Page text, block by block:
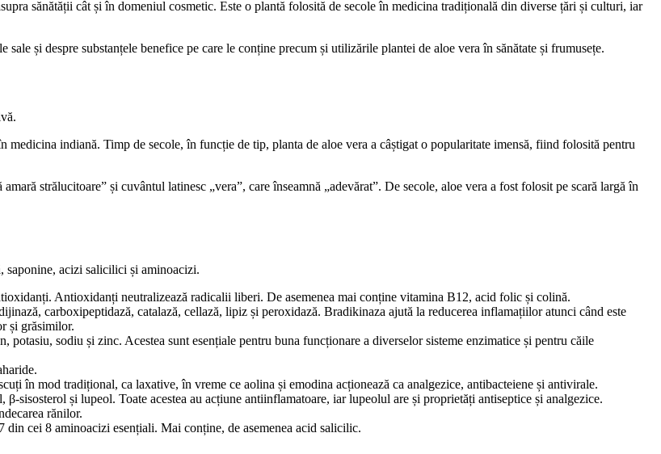
sănătății cât și în domeniul cosmetic. Este o plantă folosită de secole în medicina tradițională din diverse țări și culturi, iar
și despre substanțele benefice pe care le conține precum și utilizările plantei de aloe vera în sănătate și frumusețe.
medicina indiană. Timp de secole, în funcție de tip, planta de aloe vera a câștigat o popularitate imensă, fiind folosită pentru
strălucitoare” și cuvântul latinesc „vera”, care înseamnă „adevărat”. De secole, aloe vera a fost folosit pe scară largă în
saponine, acizi salicilici și aminoacizi.
Antioxidanți neutralizează radicalii liberi. De asemenea mai conține vitamina B12, acid folic și colină.
carboxipeptidază, catalază, cellază, lipiz și peroxidază. Bradikinaza ajută la reducerea inflamațiilor atunci când este
și grăsimilor.
sodiu și zinc. Acestea sunt esențiale pentru buna funcționare a diverselor sisteme enzimatice și pentru căile
în mod tradițional, ca laxative, în vreme ce aolina și emodina acționează ca analgezice, antibacteiene și antivirale.
sisosterol și lupeol. Toate acestea au acțiune antiinflamatoare, iar lupeolul are și proprietăți antiseptice și analgezice.
rănilor.
cei 8 aminoacizi esențiali. Mai conține, de asemenea acid salicilic.